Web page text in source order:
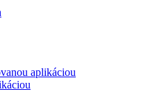
aplikáciou